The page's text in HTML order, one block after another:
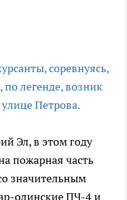
соревнуясь,
легенде, возник
Петрова.
Эл, в этом году
пожарная часть
значительным
олинские ПЧ-4 и